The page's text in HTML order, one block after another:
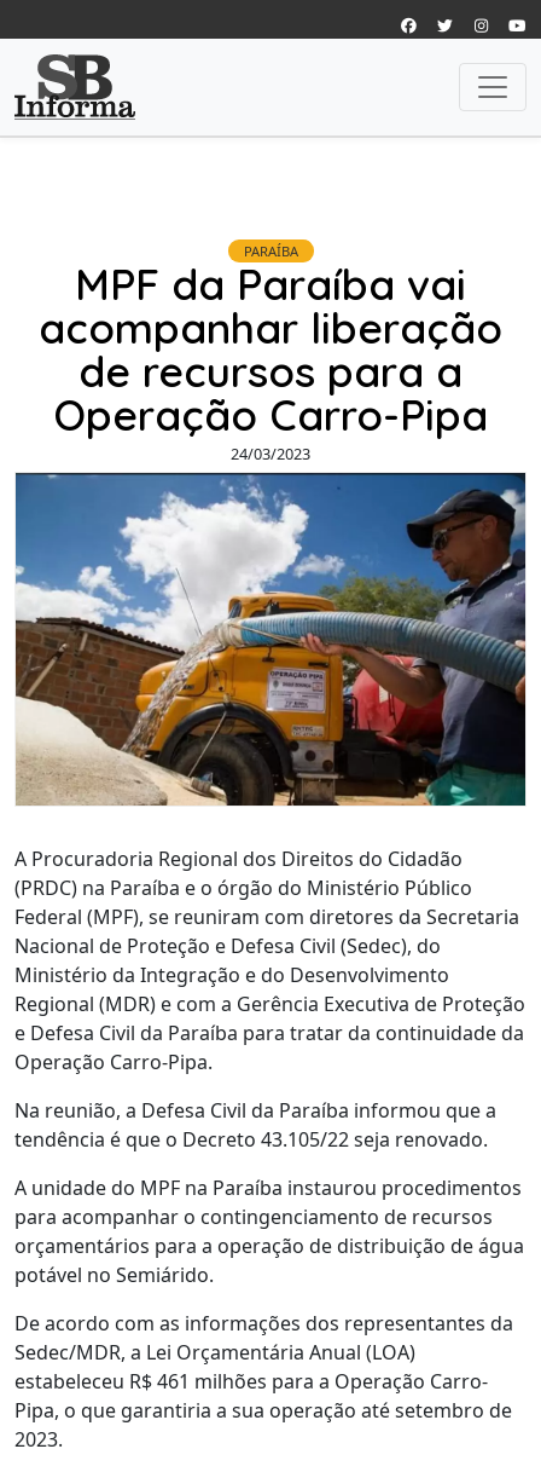
PARAÍBA
MPF da Paraíba vai
acompanhar liberação
de recursos para a
Operação Carro-Pipa
24/03/2023
A Procuradoria Regional dos Direitos do Cidadão
(PRDC) na Paraíba e o órgão do Ministério Público
Federal (MPF), se reuniram com diretores da Secretaria
Nacional de Proteção e Defesa Civil (Sedec), do
Ministério da Integração e do Desenvolvimento
Regional (MDR) e com a Gerência Executiva de Proteção
e Defesa Civil da Paraíba para tratar da continuidade da
Operação Carro-Pipa.
Na reunião, a Defesa Civil da Paraíba informou que a
tendência é que o Decreto 43.105/22 seja renovado.
A unidade do MPF na Paraíba instaurou procedimentos
para acompanhar o contingenciamento de recursos
orçamentários para a operação de distribuição de água
potável no Semiárido.
De acordo com as informações dos representantes da
Sedec/MDR, a Lei Orçamentária Anual (LOA)
estabeleceu R$ 461 milhões para a Operação Carro-
Pipa, o que garantiria a sua operação até setembro de
2023.